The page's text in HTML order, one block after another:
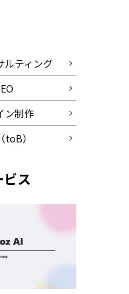
ルティング
ン制作
）
ス